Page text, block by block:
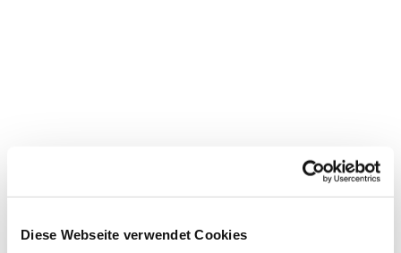
Diese Webseite verwendet Cookies